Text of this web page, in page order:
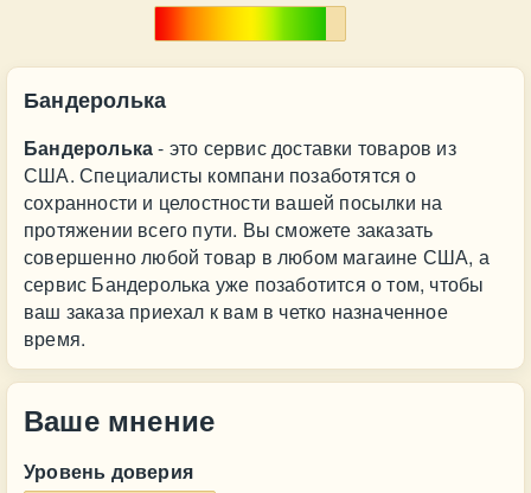
Бандеролька
Бандеролька- это сервис доставки товаров из
США. Специалисты компани позаботятся о
сохранности и целостности вашей посылки на
протяжении всего пути. Вы сможете заказать
совершенно любой товар в любом магаине США, а
сервис Бандеролька уже позаботится о том, чтобы
ваш заказа приехал к вам в четко назначенное
время.
Ваше мнение
Уровень доверия